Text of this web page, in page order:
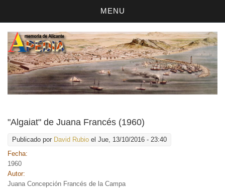
MENU
"Algaiat" de Juana Francés (1960)
Publicado por David Rubio el Jue, 13/10/2016 - 23:40
Fecha:
1960
Autor:
Juana Concepción Francés de la Campa